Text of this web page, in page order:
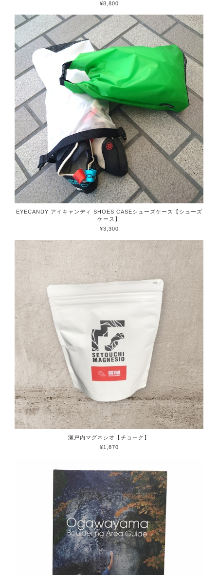
¥8,800
EYECANDY アイキャンディ SHOES CASEシューズケース【シューズ
ケース】
¥3,300
瀬戸内マグネシオ【チョーク】
¥1,870